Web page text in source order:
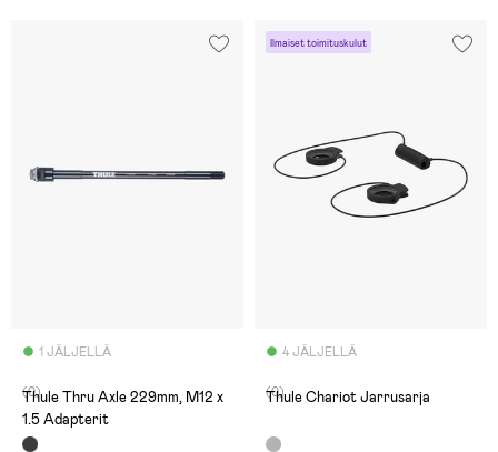
1 JÄLJELLÄ
(0)
Thule Thru Axle 229mm, M12 x
1.5 Adapterit
Ilmaiset toimituskulut
4 JÄLJELLÄ
(0)
Thule Chariot Jarrusarja